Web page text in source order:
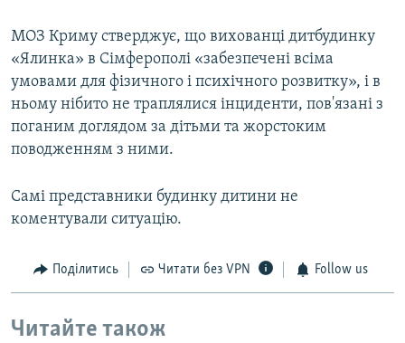
МОЗ Криму стверджує, що вихованці дитбудинку
«Ялинка» в Сімферополі «забезпечені всіма
умовами для фізичного і психічного розвитку», і в
ньому нібито не траплялися інциденти, пов'язані з
поганим доглядом за дітьми та жорстоким
поводженням з ними.
Самі представники будинку дитини не
коментували ситуацію.
Поділитись Читати без VPN Follow us
Читайте також